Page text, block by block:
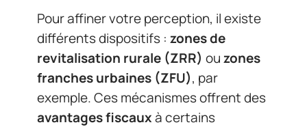
Pour affiner votre perception, il existe
différents dispositifs : zones de
revitalisation rurale (ZRR) ouzones
franches urbaines (ZFU), par
exemple. Ces mécanismes offrent des
avantages fiscauxà certains